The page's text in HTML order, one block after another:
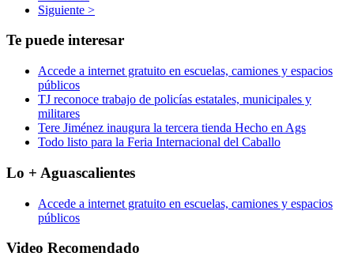
Siguiente >
Te puede interesar
Accede a internet gratuito en escuelas, camiones y espacios
públicos
TJ reconoce trabajo de policías estatales, municipales y
militares
Tere Jiménez inaugura la tercera tienda Hecho en Ags
Todo listo para la Feria Internacional del Caballo
Lo + Aguascalientes
Accede a internet gratuito en escuelas, camiones y espacios
públicos
Video Recomendado